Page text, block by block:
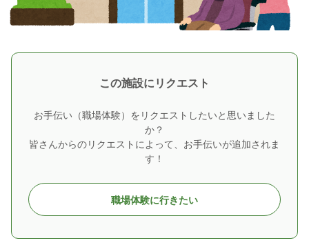
この施設にリクエスト
お手伝い（職場体験）をリクエストしたいと思いました
か？
皆さんからのリクエストによって、お手伝いが追加されま
す！
職場体験に行きたい